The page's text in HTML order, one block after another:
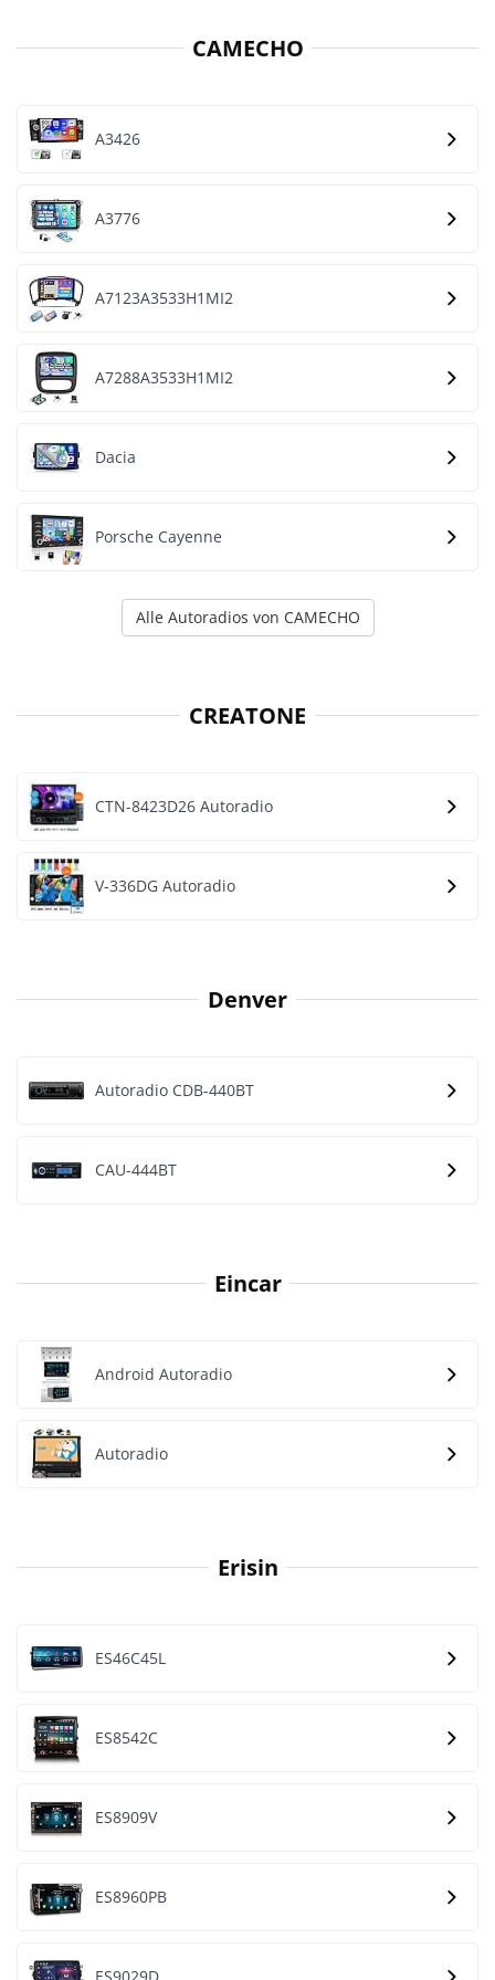
CAMECHO
A3426
A3776
A7123A3533H1MI2
A7288A3533H1MI2
Dacia
Porsche Cayenne
Alle Autoradios von CAMECHO
CREATONE
CTN-8423D26 Autoradio
V-336DG Autoradio
Denver
Autoradio CDB-440BT
CAU-444BT
Eincar
Android Autoradio
Autoradio
Erisin
ES46C45L
ES8542C
ES8909V
ES8960PB